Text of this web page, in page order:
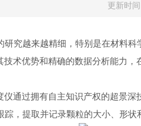
更新时
越来越精细，特别是在材料科
术优势和精确的数据分析能力
过拥有自主知识产权的超景深
，提取并记录颗粒的大小、形